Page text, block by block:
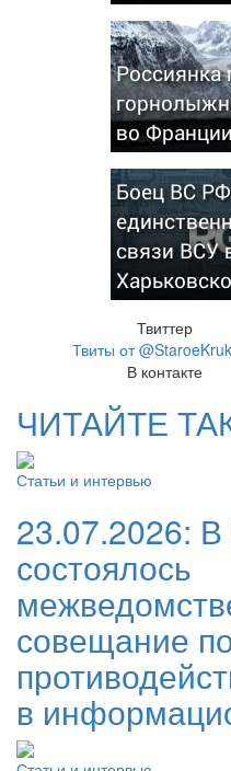
Россиянка
во Франции
Боец ВС РФ
связи ВСУ
Твиттер
Твиты от
В контакте
ЧИТАЙТЕ
Статьи и интервью
23.07.2026: В
состоялось
совещание
в